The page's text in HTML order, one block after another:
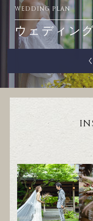
WEDDING PLAN
ウェディン